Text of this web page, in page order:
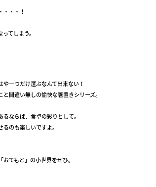
・・・！
てしまう。
や一つだけ選ぶなんて出来ない！
と間違い無しの愉快な箸置きシリーズ。
ならば、食卓の彩りとして。
のも楽しいですよ。
てもと」の小世界をぜひ。